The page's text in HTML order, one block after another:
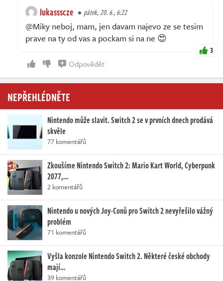
lukassscze pátek, 20. 6., 6:22
@Miky neboj, mam, jen davam najevo ze se tesim
prave na ty od vas a pockam si na ne 😍
3
Odpovědět
NEPŘEHLÉDNĚTE
Nintendo může slavit. Switch 2 se v prvních dnech prodává
skvěle
77 komentářů
Zkoušíme Nintendo Switch 2: Mario Kart World, Cyberpunk
2077,…
2 komentářů
Nintendo u nových Joy-Conů pro Switch 2 nevyřešilo vážný
problém
71 komentářů
Vyšla konzole Nintendo Switch 2. Některé české obchody
mají…
39 komentářů